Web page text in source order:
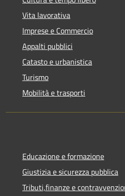
Vita lavorativa
Imprese e Commercio
Appalti pubblici
Catasto e urbanistica
Turismo
Mobilità e trasporti
Educazione e formazione
Giustizia e sicurezza pubblica
Tributi,finanze e